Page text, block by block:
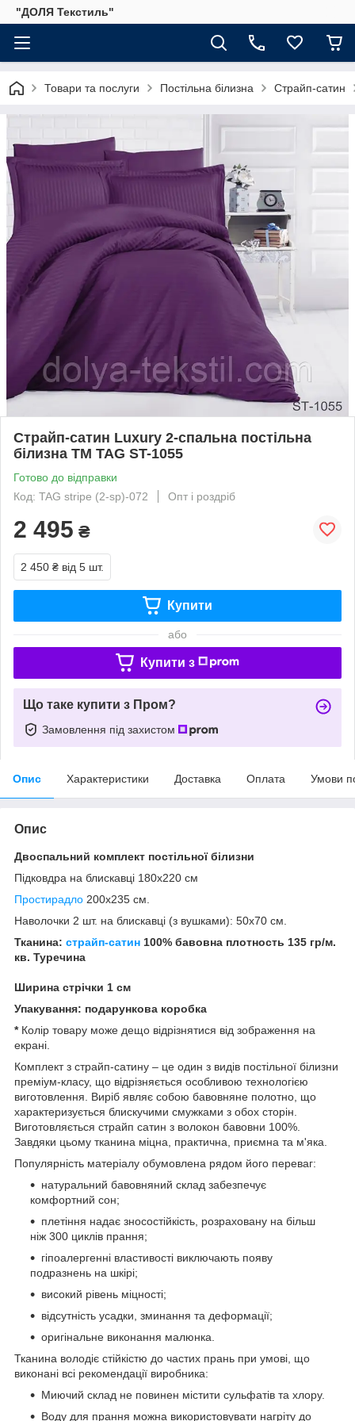
"ДОЛЯ Текстиль"
Товари та послуги Постільна білизна Страйп-сатин
Страйп-сатин Luxury 2-спальна постільна
білизна ТМ TAG ST-1055
Готово до відправки
Код: TAG stripe (2-sp)-072
Опт і роздріб
2 495 ₴
2 450 ₴ від 5 шт.
Купити
або
Купити з
Що таке купити з Пром?
Замовлення під захистом
Опис Характеристики Доставка Оплата Умови
Опис
Двоспальний комплект постільної білизни
Підковдра на блискавці 180x220 cм
Простирадло 200x235 см.
Наволочки 2 шт. на блискавці (з вушками): 50х70 см.
Тканина: страйп-сатин 100% бавовна плотность 135 гр/м.
кв. Туречина
Ширина стрічки 1 см
Упакування: подарункова коробка
* Колір товару може дещо відрізнятися від зображення на
екрані.
Комплект з страйп-сатину – це один з видів постільної білизни
преміум-класу, що відрізняється особливою технологією
виготовлення. Виріб являє собою бавовняне полотно, що
характеризується блискучими смужками з обох сторін.
Виготовляється страйп сатин з волокон бавовни 100%.
Завдяки цьому тканина міцна, практична, приємна та м'яка.
Популярність матеріалу обумовлена рядом його переваг:
натуральний бавовняний склад забезпечує
комфортний сон;
плетіння надає зносостійкість, розраховану на більш
ніж 300 циклів прання;
гіпоалергенні властивості виключають появу
подразнень на шкірі;
високий рівень міцності;
відсутність усадки, зминання та деформації;
оригінальне виконання малюнка.
Тканина володіє стійкістю до частих прань при умові, що
виконані всі рекомендації виробника:
Миючий склад не повинен містити сульфатів та хлору.
Воду для прання можна використовувати нагріту до